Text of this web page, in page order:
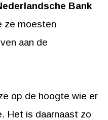
Bank
ze moesten
aan de
op de hoogte wie er
Het is daarnaast zo